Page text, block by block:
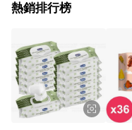
熱銷排行榜